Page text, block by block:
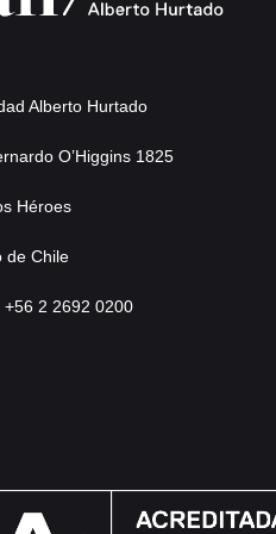
Alberto Hurtado
O’Higgins 1825
Héroes
de Chile
+56 2 2692 0200